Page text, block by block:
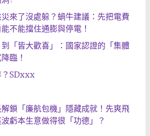
災來了沒處躲？蝸牛建議：先把電費
不能擋住通膨與停電！
「皆大歡喜」：國家認證的「集體
臨！
？SDxxx
解鎖「廉航包機」隱藏成就！先爽飛
虧本生意做得很「功德」？